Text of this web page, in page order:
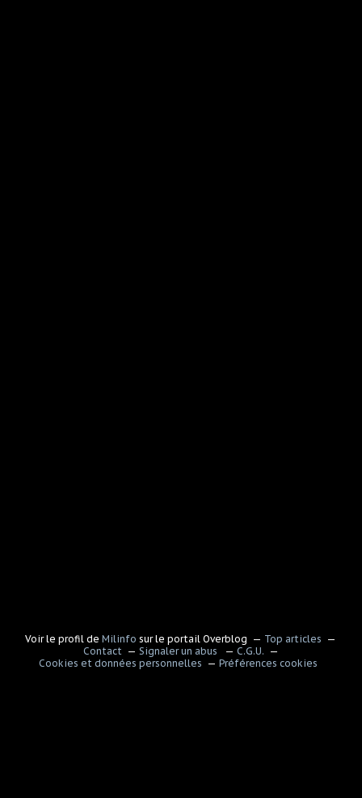
Voir le profil deMilinfo sur le portail Overblog
Top articles
Contact
Signaler un abus
C.G.U.
Cookies et données personnelles
Préférences cookies